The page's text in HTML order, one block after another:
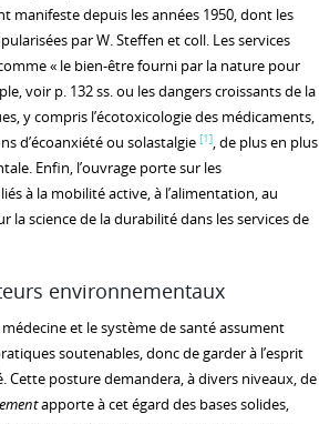
manifeste depuis les années 1950, dont les
par W. Steffen et coll. Les services
« le bien-être fourni par la nature pour
voir p. 132 ss. ou les dangers croissants de la
y compris l’écotoxicologie des médicaments,
d’écoanxiété ou solastalgie [1], de plus en plus
Enfin, l’ouvrage porte sur les
à la mobilité active, à l’alimentation, au
la science de la durabilité dans les services de
environnementaux
et le système de santé assument
soutenables, donc de garder à l’esprit
Cette posture demandera, à divers niveaux, de
apporte à cet égard des bases solides,